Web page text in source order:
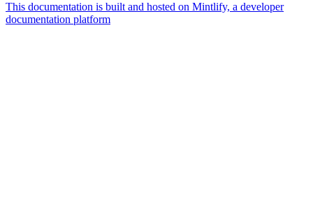
This documentation is built and hosted on Mintlify, a developer
documentation platform